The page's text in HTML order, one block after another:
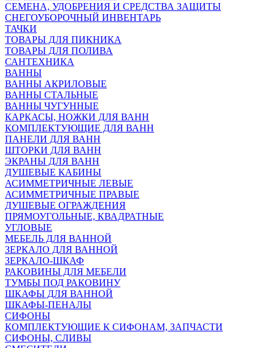
СЕМЕНА, УДОБРЕНИЯ И СРЕДСТВА ЗАЩИТЫ
СНЕГОУБОРОЧНЫЙ ИНВЕНТАРЬ
ТАЧКИ
ТОВАРЫ ДЛЯ ПИКНИКА
ТОВАРЫ ДЛЯ ПОЛИВА
САНТЕХНИКА
ВАННЫ
ВАННЫ АКРИЛОВЫЕ
ВАННЫ СТАЛЬНЫЕ
ВАННЫ ЧУГУННЫЕ
КАРКАСЫ, НОЖКИ ДЛЯ ВАНН
КОМПЛЕКТУЮЩИЕ ДЛЯ ВАНН
ПАНЕЛИ ДЛЯ ВАНН
ШТОРКИ ДЛЯ ВАНН
ЭКРАНЫ ДЛЯ ВАНН
ДУШЕВЫЕ КАБИНЫ
АСИММЕТРИЧНЫЕ ЛЕВЫЕ
АСИММЕТРИЧНЫЕ ПРАВЫЕ
ДУШЕВЫЕ ОГРАЖДЕНИЯ
ПРЯМОУГОЛЬНЫЕ, КВАДРАТНЫЕ
УГЛОВЫЕ
МЕБЕЛЬ ДЛЯ ВАННОЙ
ЗЕРКАЛО ДЛЯ ВАННОЙ
ЗЕРКАЛО-ШКАФ
РАКОВИНЫ ДЛЯ МЕБЕЛИ
ТУМБЫ ПОД РАКОВИНУ
ШКАФЫ ДЛЯ ВАННОЙ
ШКАФЫ-ПЕНАЛЫ
СИФОНЫ
КОМПЛЕКТУЮЩИЕ К СИФОНАМ, ЗАПЧАСТИ
СИФОНЫ, СЛИВЫ